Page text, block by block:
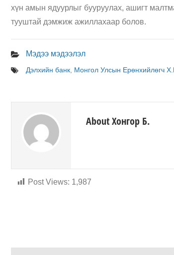
хүн амын ядуурлыг бууруулах, ашигт
тууштай дэмжиж ажиллахаар болов.
Post Views: 1,987
Мэдээ мэдээлэл
Дэлхийн банк Монгол Улсын Ерөнхийлөгч
About Хонгор Б.